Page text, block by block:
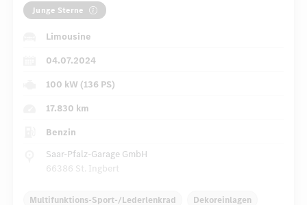
Junge Sterne
Limousine
04.07.2024
100 kW (136 PS)
17.830 km
Benzin
Saar-Pfalz-Garage GmbH
66386 St. Ingbert
Multifunktions-Sport-/Lederlenkrad Dekoreinlagen